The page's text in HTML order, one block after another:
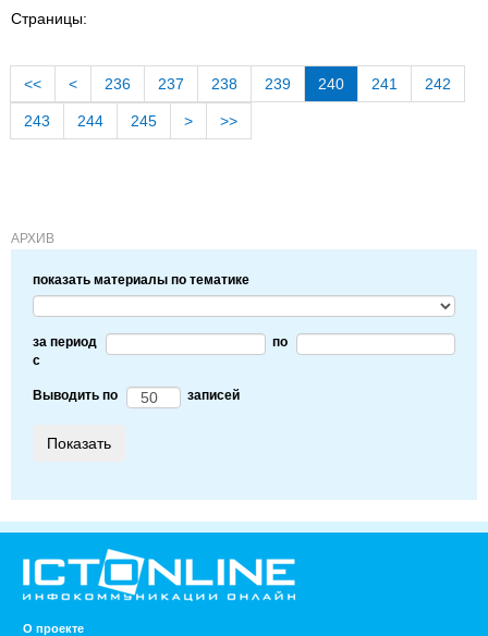
Страницы:
<< < 236 237 238 239 240 241 242
243 244 245 > >>
АРХИВ
показать материалы по тематике
за период
c
по
Выводить по записей
О проекте